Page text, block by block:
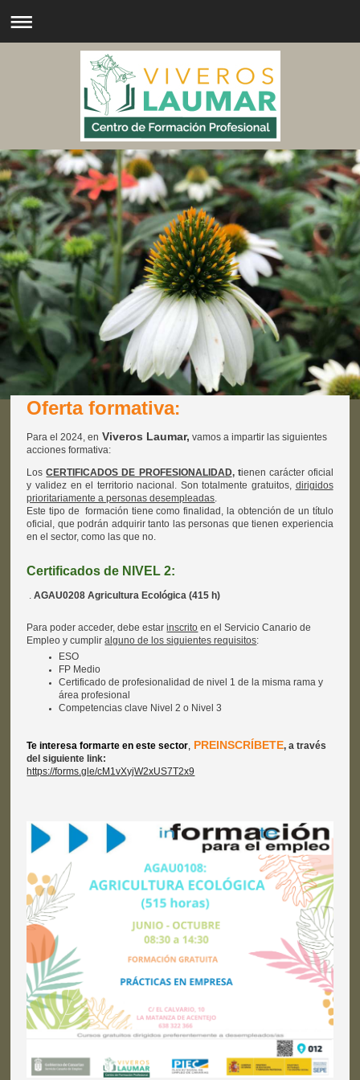
Oferta formativa:
Para el 2024, en Viveros Laumar, vamos a impartir las siguientes
acciones formativa:
LosCERTIFICADOS DE PROFESIONALIDAD, tienen carácter oficial
y validez en el territorio nacional. Son totalmente gratuitos, dirigidos
prioritariamente a personas desempleadas.
Este tipo de formación tiene como finalidad, la obtención de un título
oficial, que podrán adquirir tanto las personas que tienen experiencia
en el sector, como las que no.
Certificados de NIVEL 2:
.AGAU0208 Agricultura Ecológica (415 h)
Para poder acceder, debe estarinscrito en el Servicio Canario de
Empleo y cumpliralguno de los siguientes requisitos:
ESO
FP Medio
Certificado de profesionalidad de nivel 1 de la misma rama y
área profesional
Competencias clave Nivel 2 o Nivel 3
Te interesa formarte en este sector, PREINSCRÍBETE, a través
del siguiente link:
https://forms.gle/cM1vXyjW2xUS7T2x9